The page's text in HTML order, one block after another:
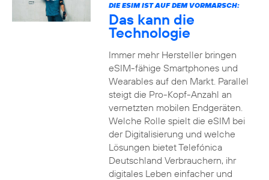
DIE ESIM IST AUF DEM VORMARSCH:
Das kann die
Technologie
Immer mehr Hersteller bringen
eSIM-fähige Smartphones und
Wearables auf den Markt. Parallel
steigt die Pro-Kopf-Anzahl an
vernetzten mobilen Endgeräten.
Welche Rolle spielt die eSIM bei
der Digitalisierung und welche
Lösungen bietet Telefónica
Deutschland Verbrauchern, ihr
digitales Leben einfacher und